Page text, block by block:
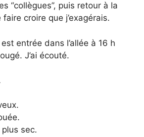
“collègues”, puis retour à la
croire que j’exagérais.
entrée dans l’allée à 16 h
J’ai écouté.
sec.